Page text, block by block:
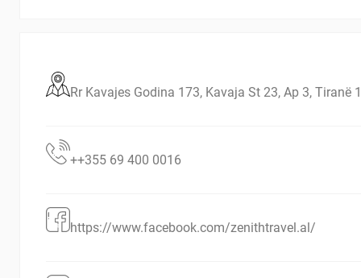
Rr Kavajes Godina 173, Kavaja St 23, Ap 3, Tiranë
++355 69 400 0016
https://www.facebook.com/zenithtravel.al/